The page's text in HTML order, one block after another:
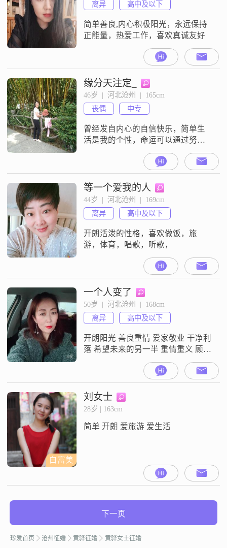
离异
高中及以下
简单善良,内心积极阳光，永远保持
正能量，热爱工作，喜欢真诚友好
缘分天注定_
46岁  |  河北沧州  |  165cm
丧偶
中专
曾经发自内心的自信快乐，简单生
活是我的个性，命运可以通过努力
去改变，但是该变不了命。愿明天
等一个爱我的人
44岁  |  河北沧州  |  169cm
离异
高中及以下
开朗活泼的性格，喜欢做饭，旅
游，体育，唱歌，听歌，
一个人变了
50岁  |  河北沧州  |  168cm
离异
高中及以下
开朗阳光 善良重情 爱家敬业 干净利
落 希望未来的另一半 重情重义 顾家
善良 知冷知热 不离不弃
白富美
刘女士
28岁 | 163cm
简单 开朗 爱旅游 爱生活
下一页
珍爱首页 沧州征婚 黄骅征婚 黄骅女士征婚